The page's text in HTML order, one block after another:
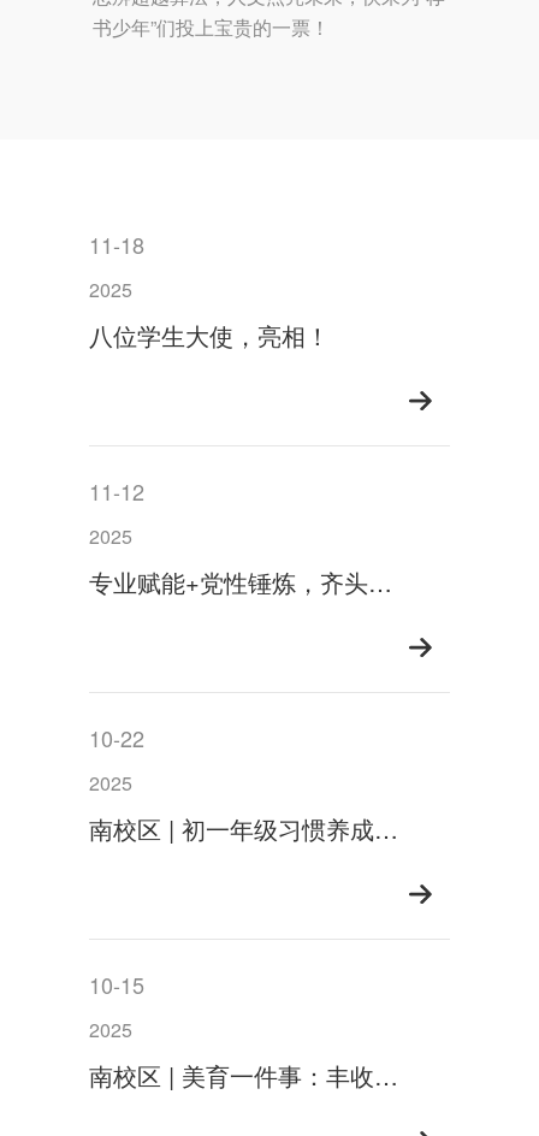
书少年”们投上宝贵的一票！
11-18
2025
八位学生大使，亮相！
11-12
2025
专业赋能+党性锤炼，齐头并进促“双新”！
10-22
2025
南校区 | 初一年级习惯养成教育：迷彩映青春，习惯筑新程
10-15
2025
南校区 | 美育一件事：丰收好“食”光，手作享美味